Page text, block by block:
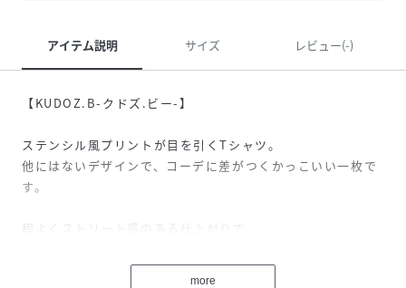
アイテム説明 サイズ レビュー(-)
【KUDOZ.B-クドズ.ビー-】
ステンシル風プリントが目を引くTシャツ。
他にはないデザインで、コーデに差がつくかっこいい一枚で
す。
程よくストリート感のある仕上がりで、
more